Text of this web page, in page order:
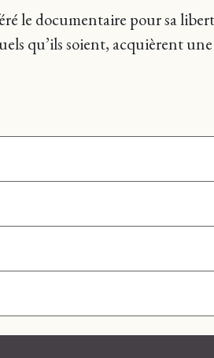
le documentaire pour sa
qu’ils soient, acquièrent